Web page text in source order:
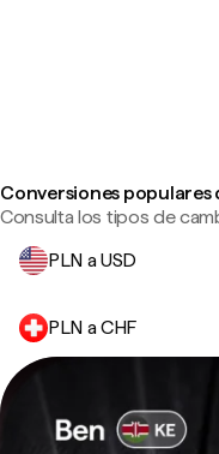
Conversiones populares
Consulta los tipos de
PLN a USD
PLN a CHF